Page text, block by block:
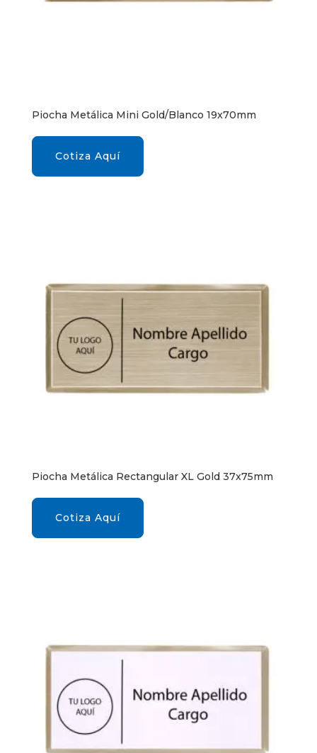
Piocha Metálica Mini Gold/Blanco 19x70mm
Cotiza Aquí
Piocha Metálica Rectangular XL Gold 37x75mm
Cotiza Aquí